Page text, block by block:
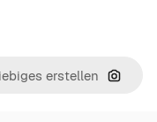
Nach